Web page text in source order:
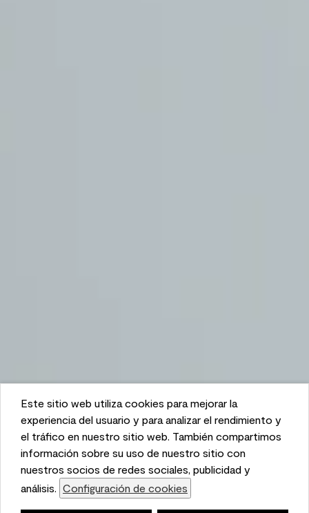
This website uses cookies to enhance user experience
and to analyze performance and traffic on our website.
We also share information about your use of our site
with our social media, advertising, and analytics
partners. Cookie Settings
Este sitio web utiliza cookies para mejorar la
experiencia del usuario y para analizar el rendimiento y
el tráfico en nuestro sitio web. También compartimos
información sobre su uso de nuestro sitio con
nuestros socios de redes sociales, publicidad y
análisis. Configuración de cookies